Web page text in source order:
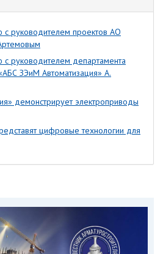
руководителем проектов АО
руководителем департамента
ЗЭиМ Автоматизация» А.
демонстрирует электроприводы
цифровые технологии для